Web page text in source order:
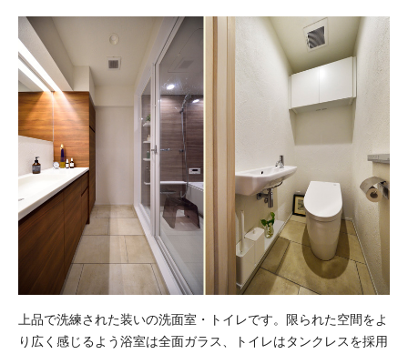
上品で洗練された装いの洗面室・トイレです。限られた空間をよ
り広く感じるよう浴室は全面ガラス、トイレはタンクレスを採用